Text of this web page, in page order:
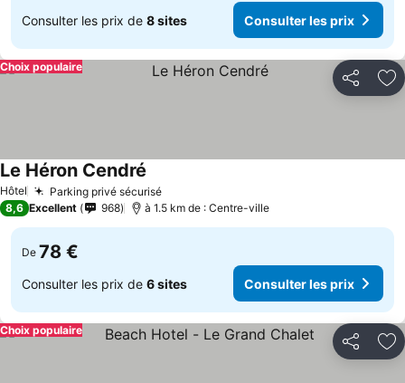
Consulter les prix de 8 sites Consulter les prix
Partager
Choix populaire
Hôtel Parking privé sécurisé
Le Héron Cendré
8,6 Excellent 968 à 1.5 km de : Centre-ville
De 78 €
Consulter les prix de 6 sites Consulter les prix
Partager
Choix populaire